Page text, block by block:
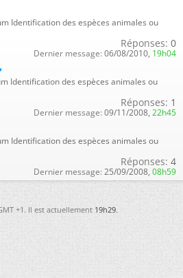
Identification des espèces animales ou
Réponses: 0
Dernier message: 06/08/2010, 19h04
Identification des espèces animales ou
Réponses: 1
Dernier message: 09/11/2008, 22h45
Identification des espèces animales ou
Réponses: 4
Dernier message: 25/09/2008, 08h59
+1. Il est actuellement19h29.